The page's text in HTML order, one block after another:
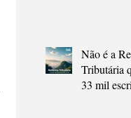
Não é a
Tributária
33 mil